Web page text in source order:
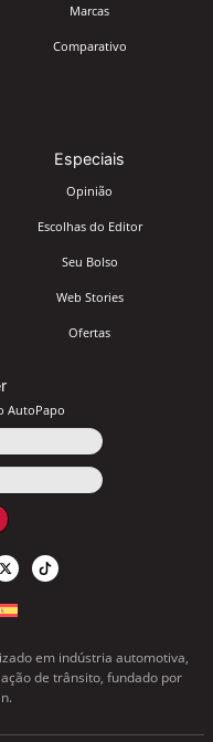
Marcas
Comparativo
Especiais
Opinião
Escolhas do Editor
Seu Bolso
Web Stories
Ofertas
AutoPapo
em indústria automotiva,
de trânsito, fundado por